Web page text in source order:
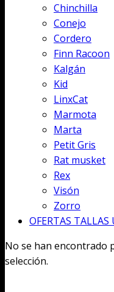
Chinchilla
Conejo
Cordero
Finn Racoon
Kalgán
Kid
LinxCat
Marmota
Marta
Petit Gris
Rat musket
Rex
Visón
Zorro
OFERTAS TALLAS
No se han encontrado
selección.